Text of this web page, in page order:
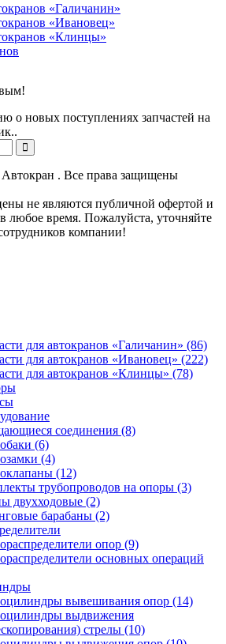
«Галичанин»
«Ивановец»
«Клинцы»
о новых поступлениях запчастей на
. Все права защищены
не являются публичной офертой и
любое время. Пожалуйста, уточняйте
компании!
для автокранов «Галичанин» (86)
для автокранов «Ивановец» (222)
для автокранов «Клинцы» (78)
соединения (8)
(6)
(4)
(12)
трубопроводов на опоры (3)
двухходовые (2)
барабаны (2)
опор (9)
основных операций
вывешивания опор (14)
выдвижения
стрелы (10)